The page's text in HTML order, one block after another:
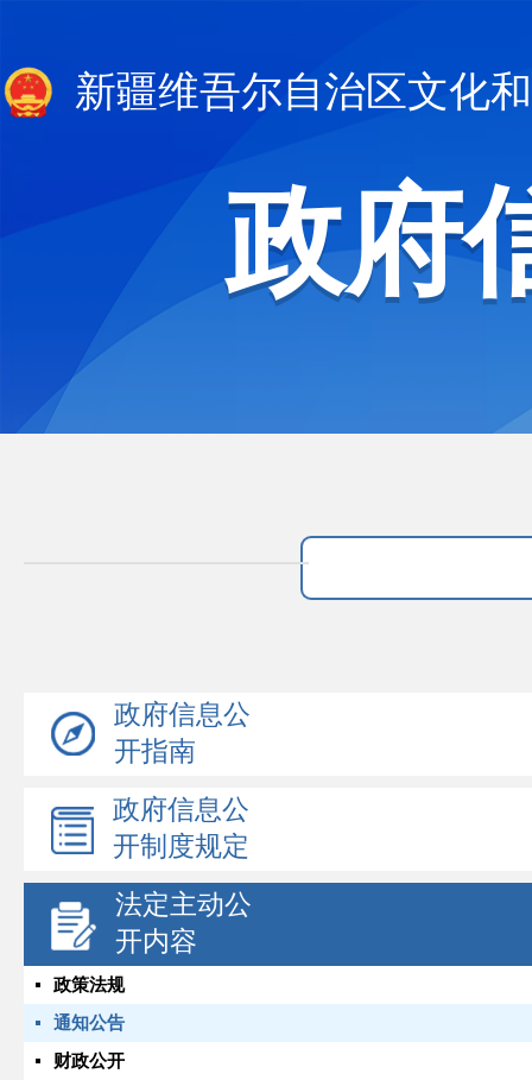
新疆维吾尔自治区文化
政府
政府信息公
开指南
政府信息公
开制度规定
法定主动公
开内容
政策法规
通知公告
财政公开